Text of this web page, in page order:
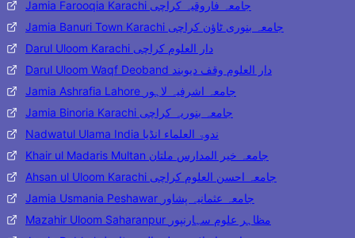
Jamia Farooqia Karachi جامعہ فاروقیہ کراچی
Jamia Banuri Town Karachi جامعہ بنوری ٹاؤن کراچی
Darul Uloom Karachi دار العلوم کراچی
Darul Uloom Waqf Deoband دار العلوم وقف دیوبند
Jamia Ashrafia Lahore جامعہ اشرفیہ لاہور
Jamia Binoria Karachi جامعہ بنوریہ کراچی
Nadwatul Ulama India ندوۃ العلماء انڈیا
Khair ul Madaris Multan جامعہ خیر المدارس ملتان
Ahsan ul Uloom Karachi جامعہ احسن العلوم کراچی
Jamia Usmania Peshawar جامعہ عثمانیہ پشاور
Mazahir Uloom Saharanpur مظاہر علوم سہارنپور